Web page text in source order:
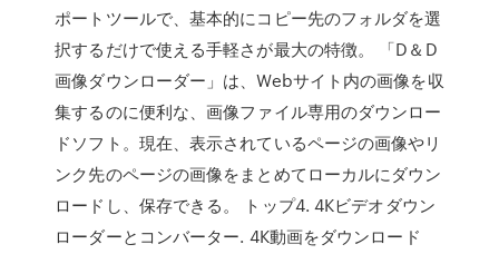
ポートツールで、基本的にコピー先のフォルダを選
択するだけで使える手軽さが最大の特徴。 「D＆D
画像ダウンローダー」は、Webサイト内の画像を収
集するのに便利な、画像ファイル専用のダウンロー
ドソフト。現在、表示されているページの画像やリ
ンク先のページの画像をまとめてローカルにダウン
ロードし、保存できる。 トップ4. 4Kビデオダウン
ローダーとコンバーター. 4K動画をダウンロード